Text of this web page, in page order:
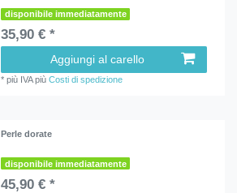
disponibile immediatamente
35,90 € *
Aggiungi al carello
*più IVApiùCosti di spedizione
Perle dorate
disponibile immediatamente
45,90 € *